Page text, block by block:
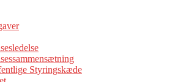
Styringskæde